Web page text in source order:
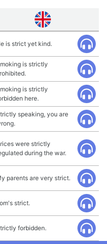
is strict yet kind.
is strictly
is strictly
here.
speaking, you are
were strictly
during the war.
parents are very strict.
strict.
forbidden.